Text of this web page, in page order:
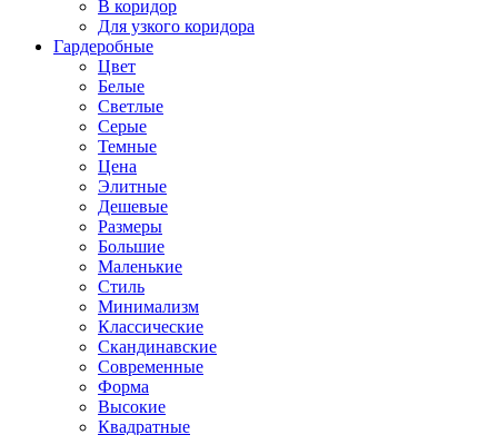
В коридор
Для узкого коридора
Гардеробные
Цвет
Белые
Светлые
Серые
Темные
Цена
Элитные
Дешевые
Размеры
Большие
Маленькие
Стиль
Минимализм
Классические
Скандинавские
Современные
Форма
Высокие
Квадратные